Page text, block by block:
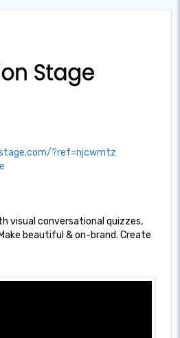
?ref=njcwmtz
visual conversational quizzes,
beautiful & on-brand. Create